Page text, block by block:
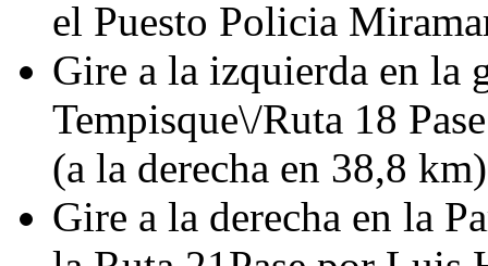
el Puesto Policia
Gire a la izquierda en la
Tempisque\/Ruta 18
(a la derecha en 38,8 km)
Gire a la derecha en la